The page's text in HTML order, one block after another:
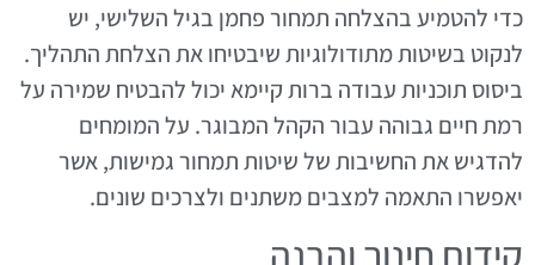
כדי להטמיע בהצלחה תמחור פחמן בגיל השלישי, יש
לנקוט בשיטות מתודולוגיות שיבטיחו את הצלחת התהליך.
ביסוס תוכניות עבודה ברות קיימא יכול להבטיח שמירה על
רמת חיים גבוהה עבור הקהל המבוגר. על המומחים
להדגיש את החשיבות של שיטות תמחור גמישות, אשר
יאפשרו התאמה למצבים משתנים ולצרכים שונים.
קידום חינוך והבנה